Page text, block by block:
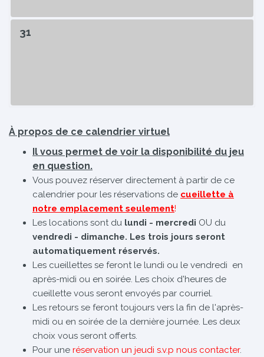
31
À propos de ce calendrier virtuel
Il vous permet de voir la disponibilité du jeu
en question.
Vous pouvez réserver directement à partir de ce
calendrier pour les réservations de cueillette à
notre emplacement seulement!
Les locations sont du lundi - mercredi OU du
vendredi - dimanche. Les trois jours seront
automatiquement réservés.
Les cueillettes se feront le lundi ou le vendredi en
après-midi ou en soirée. Les choix d'heures de
cueillette vous seront envoyés par courriel.
Les retours se feront toujours vers la fin de l'après-
midi ou en soirée de la dernière journée. Les deux
choix vous seront offerts.
Pour une réservation un jeudi s.v.p nous contacter.